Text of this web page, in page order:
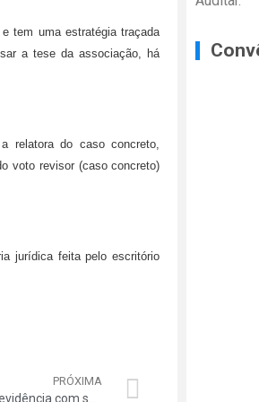
tem uma estratégia traçada
a tese da associação, há
relatora do caso concreto,
voto revisor (caso concreto)
jurídica feita pelo escritório
PRÓXIMA